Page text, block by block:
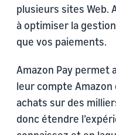
plusieurs sites Web.
à optimiser la
que vos paiements.
Amazon Pay permet
leur compte
achats sur des
donc étendre